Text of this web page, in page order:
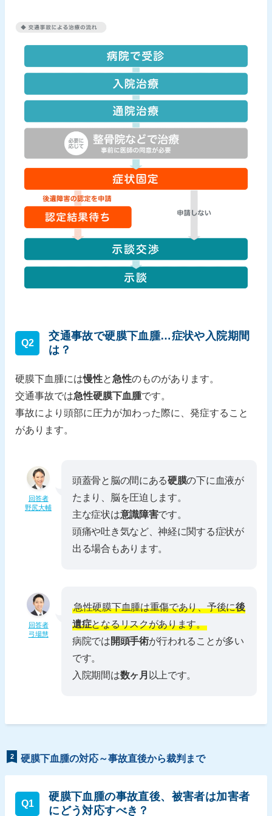
Q2
交通事故で硬膜下血腫…症状や入院期間
は？
硬膜下血腫には慢性と急性のものがあります。
交通事故では急性硬膜下血腫です。
事故により頭部に圧力が加わった際に、発症すること
があります。
回答者
野尻大輔
頭蓋骨と脳の間にある硬膜の下に血液が
たまり、脳を圧迫します。
主な症状は意識障害です。
頭痛や吐き気など、神経に関する症状が
出る場合もあります。
回答者
弓場慧
急性硬膜下血腫は重傷であり、予後に後
遺症となるリスクがあります。
病院では開頭手術が行われることが多い
です。
入院期間は数ヶ月 以上です。
2 硬膜下血腫の対応～事故直後から裁判まで
Q1
硬膜下血腫の事故直後、被害者は加害者
にどう対応すべき？